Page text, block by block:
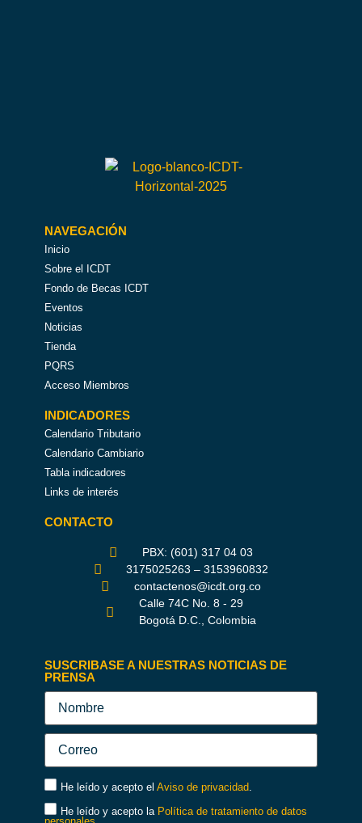
NAVEGACIÓN
Inicio
Sobre el ICDT
Fondo de Becas ICDT
Eventos
Noticias
Tienda
PQRS
Acceso Miembros
INDICADORES
Calendario Tributario
Calendario Cambiario
Tabla indicadores
Links de interés
CONTACTO
PBX: (601) 317 04 03
3175025263 – 3153960832
contactenos@icdt.org.co
Calle 74C No. 8 - 29
Bogotá D.C., Colombia
SUSCRIBASE A NUESTRAS NOTICIAS DE
PRENSA
He leído y acepto elAviso de privacidad.
He leído y acepto la Política de tratamiento de datos